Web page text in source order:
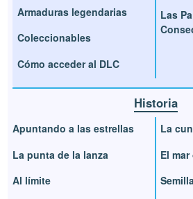
Armaduras legendarias
Coleccionables
Cómo acceder al DLC
Las
Historia
Apuntando a las estrellas
La punta de la lanza
Al límite
La
El mar